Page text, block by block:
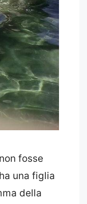
fosse
una figlia
della